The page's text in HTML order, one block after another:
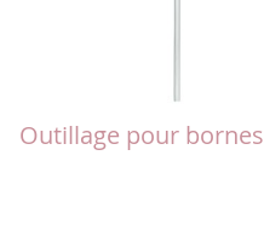
Outillage pour bornes